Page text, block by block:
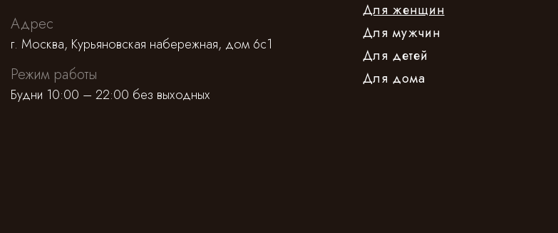
Адрес
г. Москва, Курьяновская набережная, дом 6с1
Режим работы
Будни 10:00 – 22:00 без выходных
Для женщин
Для мужчин
Для детей
Для дома